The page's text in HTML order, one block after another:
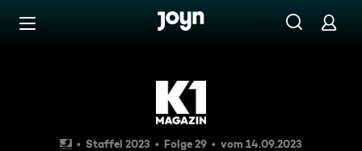
Zum Inhalt springen
Das große Sneaker-ABC:
Staffel 2023 Folge 29 vom 14.09.2023